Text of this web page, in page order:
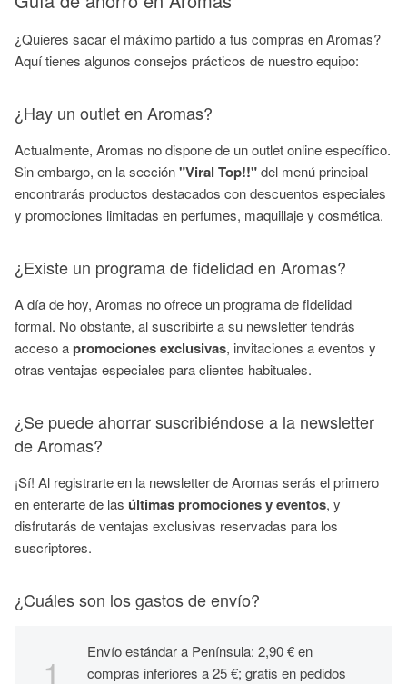
¿Quieres sacar el máximo partido a tus compras en Aromas?
Aquí tienes algunos consejos prácticos de nuestro equipo:
¿Hay un outlet en Aromas?
Actualmente, Aromas no dispone de un outlet online específico.
Sin embargo, en la sección"Viral Top!!"del menú principal
encontrarás productos destacados con descuentos especiales
y promociones limitadas en perfumes, maquillaje y cosmética.
¿Existe un programa de fidelidad en Aromas?
A día de hoy, Aromas no ofrece un programa de fidelidad
formal. No obstante, al suscribirte a su newsletter tendrás
acceso apromociones exclusivas, invitaciones a eventos y
otras ventajas especiales para clientes habituales.
¿Se puede ahorrar suscribiéndose a la newsletter
de Aromas?
¡Sí! Al registrarte en la newsletter de Aromas serás el primero
en enterarte de las últimas promociones y eventos, y
disfrutarás de ventajas exclusivas reservadas para los
suscriptores.
¿Cuáles son los gastos de envío?
Envío estándar a Península: 2,90 € en
compras inferiores a 25 €; gratis en pedidos